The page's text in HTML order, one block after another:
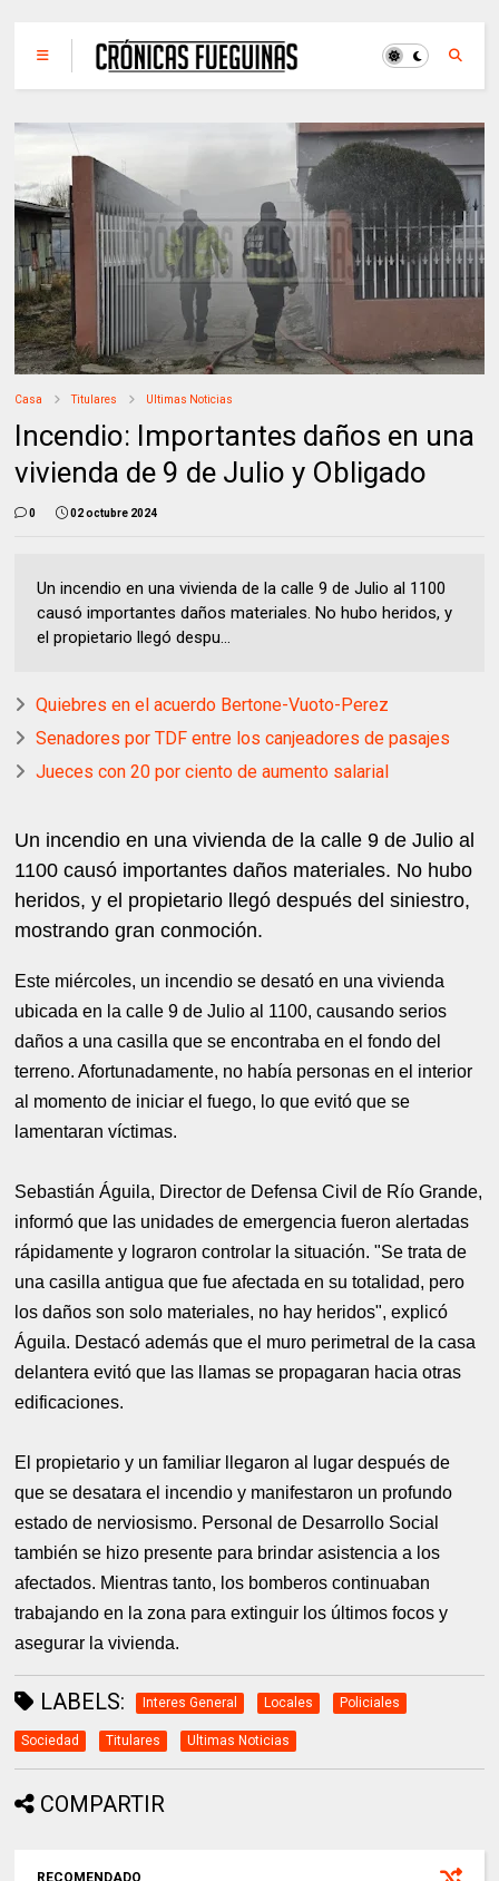
Casa Titulares Ultimas Noticias
Incendio: Importantes daños en una
vivienda de 9 de Julio y Obligado
0 02 octubre 2024
Un incendio en una vivienda de la calle 9 de Julio al 1100
causó importantes daños materiales. No hubo heridos, y
el propietario llegó despu...
Quiebres en el acuerdo Bertone-Vuoto-Perez
Senadores por TDF entre los canjeadores de pasajes
Jueces con 20 por ciento de aumento salarial
Un incendio en una vivienda de la calle 9 de Julio al
1100 causó importantes daños materiales. No hubo
heridos, y el propietario llegó después del siniestro,
mostrando gran conmoción.
Este miércoles, un incendio se desató en una vivienda
ubicada en la calle 9 de Julio al 1100, causando serios
daños a una casilla que se encontraba en el fondo del
terreno. Afortunadamente, no había personas en el interior
al momento de iniciar el fuego, lo que evitó que se
lamentaran víctimas.
Sebastián Águila, Director de Defensa Civil de Río Grande,
informó que las unidades de emergencia fueron alertadas
rápidamente y lograron controlar la situación. "Se trata de
una casilla antigua que fue afectada en su totalidad, pero
los daños son solo materiales, no hay heridos", explicó
Águila. Destacó además que el muro perimetral de la casa
delantera evitó que las llamas se propagaran hacia otras
edificaciones.
El propietario y un familiar llegaron al lugar después de
que se desatara el incendio y manifestaron un profundo
estado de nerviosismo. Personal de Desarrollo Social
también se hizo presente para brindar asistencia a los
afectados. Mientras tanto, los bomberos continuaban
trabajando en la zona para extinguir los últimos focos y
asegurar la vivienda.
LABELS: Interes General Locales Policiales
Sociedad Titulares Ultimas Noticias
COMPARTIR
RECOMENDADO